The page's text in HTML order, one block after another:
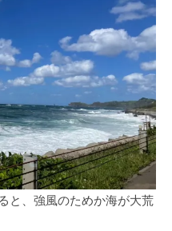
と、強風のためか海が大荒